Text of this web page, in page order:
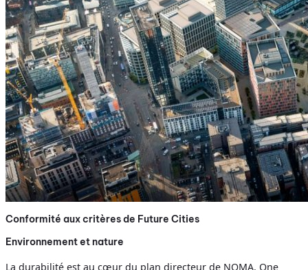
Conformité aux critères de Future Cities
Environnement et nature
La durabilité est au cœur du plan directeur de NOMA. One